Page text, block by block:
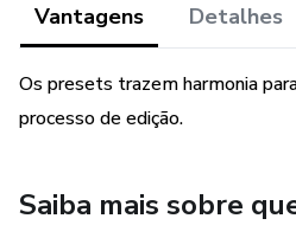
Vantagens Detalhes
Os presets trazem harmonia
processo de edição.
Saiba mais sobre